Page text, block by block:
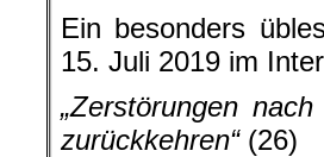
Ein besonders
15. Juli 2019 im
„Zerstörungen
zurückkehren“(26)